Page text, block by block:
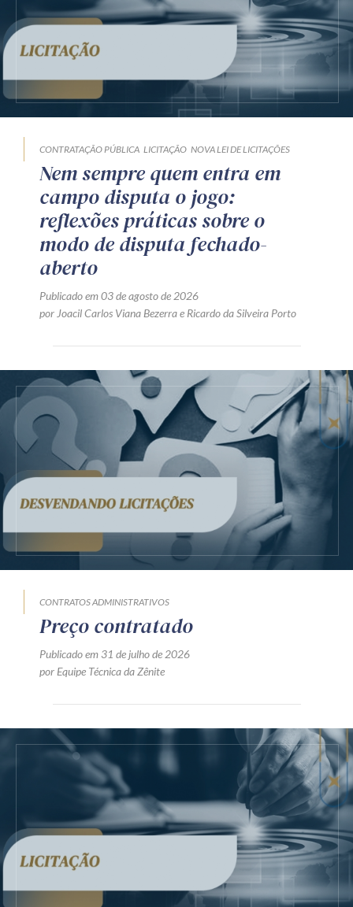
CONTRATAÇÃO PÚBLICA LICITAÇÃO NOVA LEI DE LICITAÇÕES
Nem sempre quem entra em
campo disputa o jogo:
reflexões práticas sobre o
modo de disputa fechado-
aberto
Publicado em 03 de agosto de 2026
porJoacil Carlos Viana Bezerrae Ricardo da Silveira Porto
CONTRATOS ADMINISTRATIVOS
Preço contratado
Publicado em 31 de julho de 2026
por Equipe Técnica da Zênite